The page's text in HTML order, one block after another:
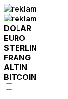
DOLAR
EURO
STERLIN
FRANG
ALTIN
BITCOIN